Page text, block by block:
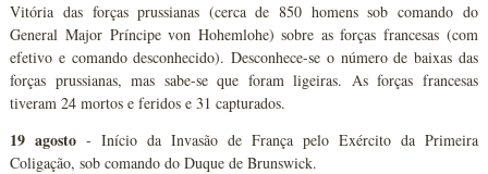
Vitória das forças prussianas (cerca de 850 homens sob comando do
General Major Príncipe von Hohemlohe) sobre as forças francesas (com
efetivo e comando desconhecido). Desconhece-se o número de baixas das
forças prussianas, mas sabe-se que foram ligeiras. As forças francesas
tiveram 24 mortos e feridos e 31 capturados.
19 agosto - Início da Invasão de França pelo Exército da Primeira
Coligação, sob comando do Duque de Brunswick.